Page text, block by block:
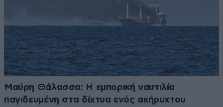
Μαύρη Θάλασσα: Η εμπορική ναυτιλία
παγιδευμένη στα δίχτυα ενός ακήρυχτου